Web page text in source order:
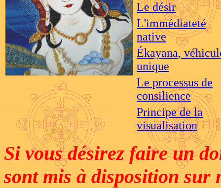
Le désir
L'immédiateté
native
Ékayana, vé
unique
Le processus de
consilience
Principe de la
visualisation
Si vous désirez faire un
sont mis à disposition sur